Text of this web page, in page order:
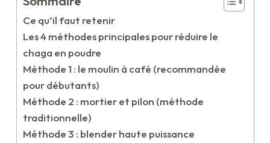
Ce qu’il faut retenir
Les 4 méthodes principales pour réduire le
chaga en poudre
Méthode 1 : le moulin à café (recommandée
pour débutants)
Méthode 2 : mortier et pilon (méthode
traditionnelle)
Méthode 3 : blender haute puissance